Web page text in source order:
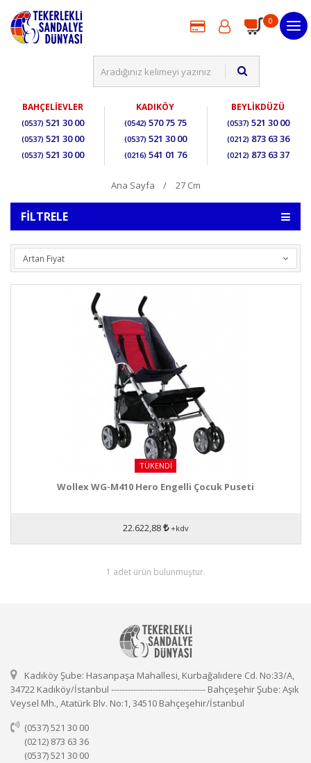
0
BAHÇELİEVLER
(0537) 521 30 00
(0537) 521 30 00
(0537) 521 30 00
KADIKÖY
(0542) 570 75 75
(0537) 521 30 00
(0216) 541 01 76
BEYLİKDÜZÜ
(0537) 521 30 00
(0212) 873 63 36
(0212) 873 63 37
Ana Sayfa 27 Cm
FILTRELE
TÜKENDI
Wollex WG-M410 Hero Engelli Çocuk Puseti
22.622,88 +kdv
1 adet ürün bulunmuştur.
Kadıköy Şube: Hasanpaşa Mahallesi, Kurbağalıdere Cd. No:33/A,
34722 Kadıköy/İstanbul ---------------------------------- Bahçeşehir Şube: Aşık
Veysel Mh., Atatürk Blv. No:1, 34510 Bahçeşehir/İstanbul
(0537) 521 30 00
(0212) 873 63 36
(0537) 521 30 00